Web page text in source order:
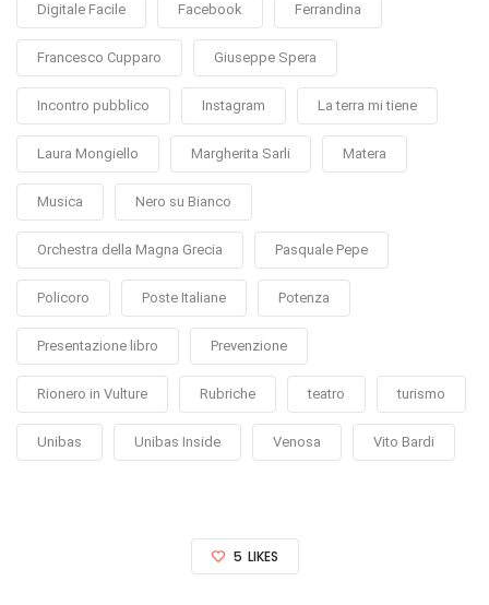
Digitale Facile Facebook Ferrandina
Francesco Cupparo Giuseppe Spera
Incontro pubblico Instagram La terra mi tiene
Laura Mongiello Margherita Sarli Matera
Musica Nero su Bianco
Orchestra della Magna Grecia Pasquale Pepe
Policoro Poste Italiane Potenza
Presentazione libro Prevenzione
Rionero in Vulture Rubriche teatro turismo
Unibas Unibas Inside Venosa Vito Bardi
5 LIKES